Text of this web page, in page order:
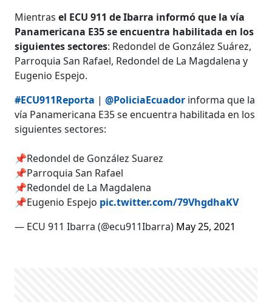
Mientras el ECU 911 de Ibarra informó que la vía
Panamericana E35 se encuentra habilitada en los
siguientes sectores: Redondel de González Suárez,
Parroquia San Rafael, Redondel de La Magdalena y
Eugenio Espejo.
#ECU911Reporta |@PoliciaEcuador informa que la
vía Panamericana E35 se encuentra habilitada en los
siguientes sectores:
📌Redondel de González Suarez
📌Parroquia San Rafael
📌Redondel de La Magdalena
📌Eugenio Espejo pic.twitter.com/79VhgdhaKV
— ECU 911 Ibarra (@ecu911Ibarra) May 25, 2021